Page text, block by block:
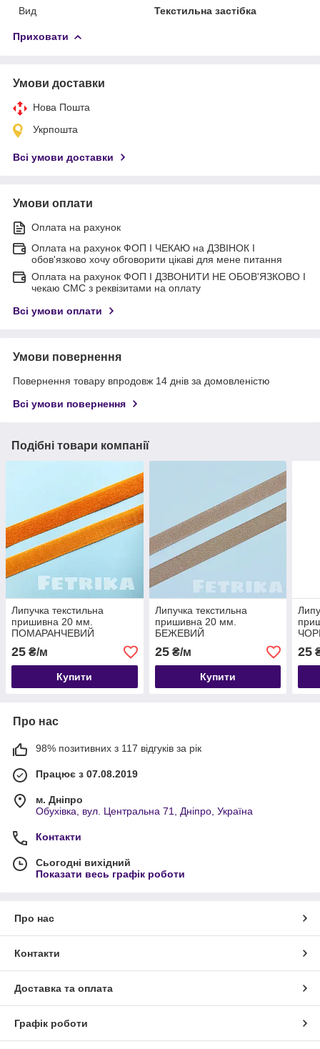
Вид
Текстильна застібка
Приховати
Умови доставки
Нова Пошта
Укрпошта
Всі умови доставки
Умови оплати
Оплата на рахунок
Оплата на рахунок ФОП I ЧЕКАЮ на ДЗВІНОК I
обов'язково хочу обговорити цікаві для мене питання
Оплата на рахунок ФОП I ДЗВОНИТИ НЕ ОБОВ'ЯЗКОВО I
чекаю СМС з реквізитами на оплату
Всі умови оплати
Умови повернення
Повернення товару впродовж 14 днів за домовленістю
Всі умови повернення
Подібні товари компанії
Липучка текстильна
пришивна 20 мм.
ПОМАРАНЧЕВИЙ
25 ₴/м
Купити
Липучка текстильна
пришивна 20 мм.
БЕЖЕВИЙ
25₴/м
Купити
25
Про нас
98% позитивних з 117 відгуків за рік
Працює з 07.08.2019
м. Дніпро
Обухівка, вул. Центральна 71, Дніпро, Україна
Контакти
Сьогодні вихідний
Показати весь графік роботи
Про нас
Контакти
Доставка та оплата
Графік роботи